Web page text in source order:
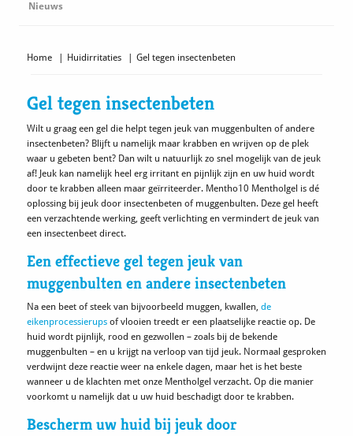
Nieuws
Home Huidirritaties Gel tegen insectenbeten
Gel tegen insectenbeten
Wilt u graag een gel die helpt tegen jeuk van muggenbulten of andere
insectenbeten? Blijft u namelijk maar krabben en wrijven op de plek
waar u gebeten bent? Dan wilt u natuurlijk zo snel mogelijk van de jeuk
af! Jeuk kan namelijk heel erg irritant en pijnlijk zijn en uw huid wordt
door te krabben alleen maar geïrriteerder. Mentho10 Mentholgel is dé
oplossing bij jeuk door insectenbeten of muggenbulten. Deze gel heeft
een verzachtende werking, geeft verlichting en vermindert de jeuk van
een insectenbeet direct.
Een effectieve gel tegen jeuk van
muggenbulten en andere insectenbeten
Na een beet of steek van bijvoorbeeld muggen, kwallen, de
eikenprocessierups of vlooien treedt er een plaatselijke reactie op. De
huid wordt pijnlijk, rood en gezwollen – zoals bij de bekende
muggenbulten – en u krijgt na verloop van tijd jeuk. Normaal gesproken
verdwijnt deze reactie weer na enkele dagen, maar het is het beste
wanneer u de klachten met onze Mentholgel verzacht. Op die manier
voorkomt u namelijk dat u uw huid beschadigt door te krabben.
Bescherm uw huid bij jeuk door